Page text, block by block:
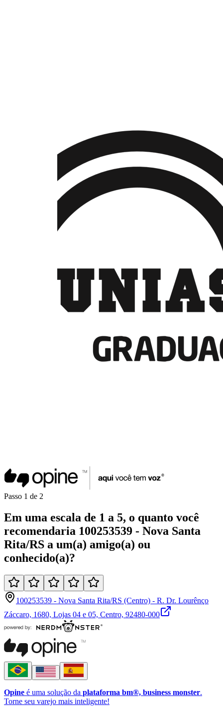
Passo 1 de 2
Em uma escala de 1 a 5, o quanto você
recomendaria 100253539 - Nova Santa
Rita/RS a um(a) amigo(a) ou
conhecido(a)?
100253539 - Nova Santa Rita/RS (Centro) - R. Dr. Lourênço
Záccaro, 1680, Lojas 04 e 05, Centro, 92480-000
Opine é uma solução da plataforma bm®, business monster.
Torne seu varejo mais inteligente!